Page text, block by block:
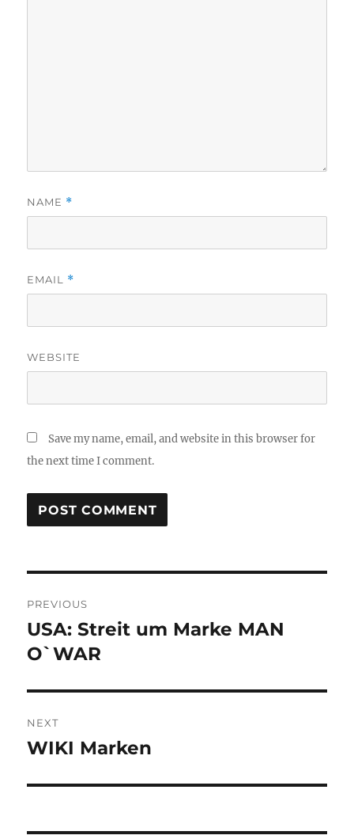
NAME *
EMAIL *
WEBSITE
Save my name, email, and website in this browser for
the next time I comment.
navigation
PREVIOUS
Previous
post:
USA: Streit um Marke MAN
O`WAR
NEXT
Next
WIKI Marken